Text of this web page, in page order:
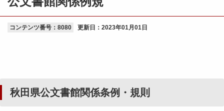
コンテンツ番号：8080 更新日： 2023年01月01日
秋田県公文書館関係条例・規則